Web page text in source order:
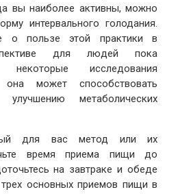
вы наиболее активны, можно
интервального голодания.
о пользе этой практики в
для людей пока
исследования
может способствовать
метаболических
для вас метод или их
время приема пищи до
на завтраке и обеде
основных приемов пищи в